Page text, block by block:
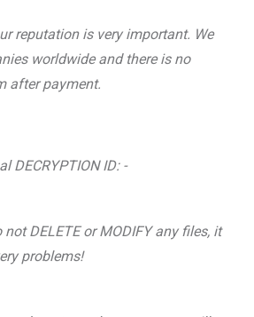
reputation is very important. We
worldwide and there is no
after payment.
DECRYPTION ID: -
not DELETE or MODIFY any files, it
problems!